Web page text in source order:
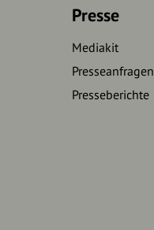
Presse
Mediakit
Presseanfragen
Presseberichte